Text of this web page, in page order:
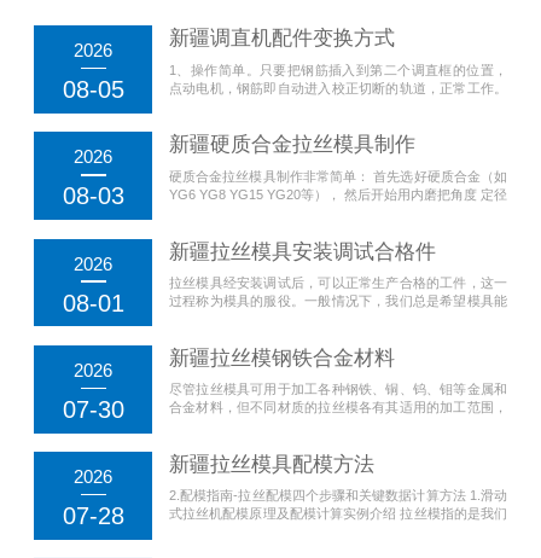
2026
08-05
新疆调直机配件变换方式
1、操作简单。只要把钢筋插入到第二个调直框的位置，
点动电机，钢筋即自动进入校正切断的轨道，正常工作。
2026
08-03
新疆硬质合金拉丝模具制作
硬质合金拉丝模具制作非常简单： 首先选好硬质合金（如
YG6 YG8 YG15 YG20等）， 然后开始用内磨把角度 定径
2026
08-01
新疆拉丝模具安装调试合格件
拉丝模具经安装调试后，可以正常生产合格的工件，这一
过程称为模具的服役。一般情况下，我们总是希望模具能
2026
07-30
新疆拉丝模钢铁合金材料
尽管拉丝模具可用于加工各种钢铁、铜、钨、钼等金属和
合金材料，但不同材质的拉丝模各有其适用的加工范围，
2026
07-28
新疆拉丝模具配模方法
2.配模指南-拉丝配模四个步骤和关键数据计算方法 1.滑动
式拉丝机配模原理及配模计算实例介绍 拉丝模指的是我们